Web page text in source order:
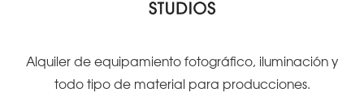
Alquiler de equipamiento fotográfico, iluminación y
todo tipo de material para producciones.